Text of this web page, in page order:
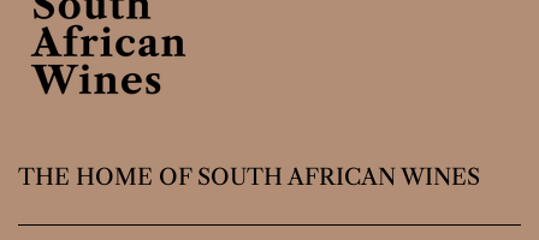
THE HOME OF SOUTH AFRICAN WINES